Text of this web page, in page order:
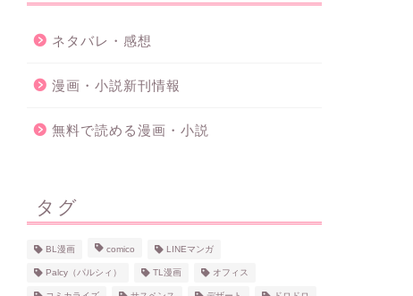
ネタバレ・感想
漫画・小説新刊情報
無料で読める漫画・小説
タグ
BL漫画 comico LINEマンガ
Palcy（パルシィ） TL漫画 オフィス